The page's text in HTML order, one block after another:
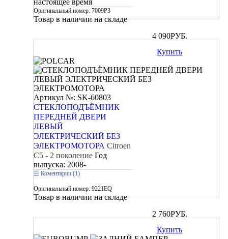
настоящее время
Оригинальный номер: 7009P3
Товар в наличии на складе
4 090РУБ.
Купить
Артикул №: SK-60803
СТЕКЛОПОДЪЁМНИК
ПЕРЕДНЕЙ ДВЕРИ
ЛЕВЫЙ
ЭЛЕКТРИЧЕСКИЙ БЕЗ
ЭЛЕКТРОМОТОРА Citroen
C5 - 2 поколение Год
выпуска: 2008-
Коментарии (1)
Оригинальный номер: 9221EQ
Товар в наличии на складе
2 760РУБ.
Купить